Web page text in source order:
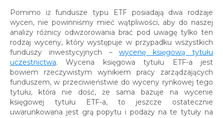
Pomimo iż fundusze typu ETF posiadają dwa rodzaje
wycen, nie powinniśmy mieć wątpliwości, aby do naszej
analizy różnicy odwzorowania brać pod uwagę tylko ten
rodzaj wyceny, który występuje w przypadku wszystkich
funduszy inwestycyjnych –wycenę księgową tytułu
uczestnictwa. Wycena księgowa tytułu ETF-a jest
bowiem rzeczywistym wynikiem pracy zarządzających
funduszem, w przeciwieństwie do wyceny rynkowej tego
tytułu, która nie dość, że sama bazuje na wycenie
księgowej tytułu ETF-a, to jeszcze ostatecznie
uwarunkowana jest grą popytu i podaży na te tytuły na